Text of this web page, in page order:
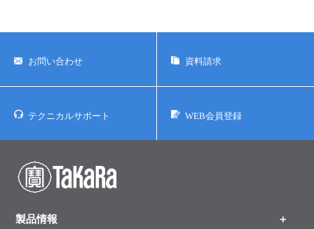
お問い合わせ 資料請求
テクニカルサポート WEB会員登録
製品情報